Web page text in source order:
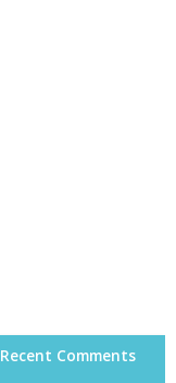
Recent Comments